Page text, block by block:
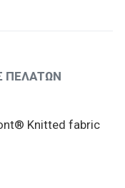
ΠΕΛΑΤΏΝ
Knitted fabric